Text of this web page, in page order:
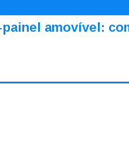
amovível: